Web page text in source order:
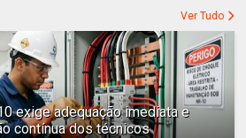
Ver Tudo
exige adequação imediata e
contínua dos técnicos